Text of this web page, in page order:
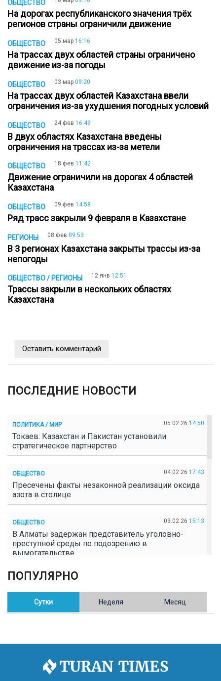
ОБЩЕСТВО
На дорогах республиканского значения трёх
регионов страны ограничили движение
ОБЩЕСТВО 05 мар 16:16
На трассах двух областей страны ограничено
движение из-за погоды
ОБЩЕСТВО 03 мар 09:20
На трассах двух областей Казахстана ввели
ограничения из-за ухудшения погодных условий
ОБЩЕСТВО 24 фев 16:49
В двух областях Казахстана введены
ограничения на трассах из-за метели
ОБЩЕСТВО 18 фев 11:42
Движение ограничили на дорогах 4 областей
Казахстана
ОБЩЕСТВО 09 фев 14:58
Ряд трасс закрыли 9 февраля в Казахстане
РЕГИОНЫ 08 фев 09:53
В 3 регионах Казахстана закрыты трассы из-за
непогоды
ОБЩЕСТВО / РЕГИОНЫ 12 янв 12:51
Трассы закрыли в нескольких областях
Казахстана
Оставить комментарий
ПОСЛЕДНИЕ НОВОСТИ
ПОЛИТИКА / МИР 05.02.26 14:50
Токаев: Казахстан и Пакистан установили
стратегическое партнерство
ОБЩЕСТВО 04.02.26 17:43
Пресечены факты незаконной реализации оксида
азота в столице
ОБЩЕСТВО 03.02.26 15:13
В Алматы задержан представитель уголовно-
преступной среды по подозрению в
вымогательстве
ОБЩЕСТВО
Полицейские пресекли незаконное выращивание
конопли в Таразе
Казахстан возглавил Договор о зоне, свободной от
ПОПУЛЯРНО
Сутки Неделя Месяц